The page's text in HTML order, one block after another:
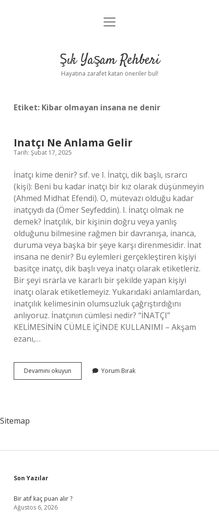
Anasayfa
Yasal Uyarı
menüyü
Şık Yaşam Rehberi
Hayatına zarafet katan öneriler bul!
Etiket: Kibar olmayan insana ne denir
Inatçı Ne Anlama Gelir
Tarih: Şubat 17, 2025
İnatçı kime denir? sıf. ve I. İnatçı, dik başlı, ısrarcı
(kişi): Beni bu kadar inatçı bir kız olarak düşünmeyin
(Ahmed Midhat Efendi). O, mütevazı olduğu kadar
inatçıydı da (Ömer Seyfeddin). I. İnatçı olmak ne
demek? İnatçılık, bir kişinin doğru veya yanlış
olduğunu bilmesine rağmen bir davranışa, inanca,
duruma veya başka bir şeye karşı direnmesidir. İnat
insana ne denir? Bu eylemleri gerçekleştiren kişiyi
basitçe inatçı, dik başlı veya inatçı olarak etiketleriz.
Bir şeyi ısrarla ve kararlı bir şekilde yapan kişiyi
inatçı olarak etiketlemeyiz. Yukarıdaki anlamlardan,
inatçılık kelimesinin olumsuzluk çağrıştırdığını
anlıyoruz. İnatçının cümlesi nedir? “İNATÇI”
KELİMESİNİN CÜMLE İÇİNDE KULLANIMI – Akşam
ezanı,…
Devamını okuyun
Ne
Yorum Bırak
Sitemap
Sidebar
Son Yazılar
Bir atıf kaç puan alır ?
Ağustos 6, 2026